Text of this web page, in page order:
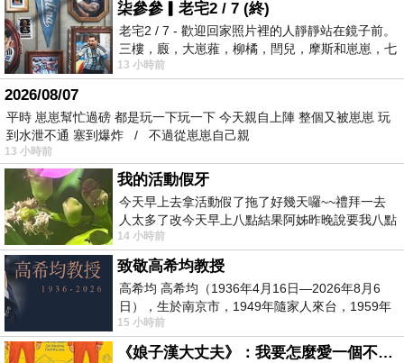
柒參參▎老宅2 / 7 (終)
老宅2 / 7 - 歡迎回家照片裡的人靜靜站在鏡子前。
三樓，廄，大崽蕥，柳橘，閆兒，摩斯和崽崽，七
個人整整齊齊地站在鏡框之外，如同
13 小時前
2026/08/07
平時 崽崽幫忙過磅 都是玩一下玩一下 今天親自上陣 整個又被崽崽 玩
到水泄不通 塞到爆炸 / 不過從崽崽自己親
13 小時前
我的活動假牙
今天早上去拿活動假了拖了好幾天囉~~禮拜一去
人太多了改今天早上八點結果阿姊昨晚說要我八點
去西螺農會~回到莿桐都8點半多了
14 小時前
致敬高希均教授
高希均 高希均（1936年4月16日—2026年8月6
日），生於南京市，1949年隨家人來台，1959年
赴美深造並取得經濟發展博士學位。曾任
15 小時前
《娘子漢大丈夫》：我要怎麼愛一個不存在的人？